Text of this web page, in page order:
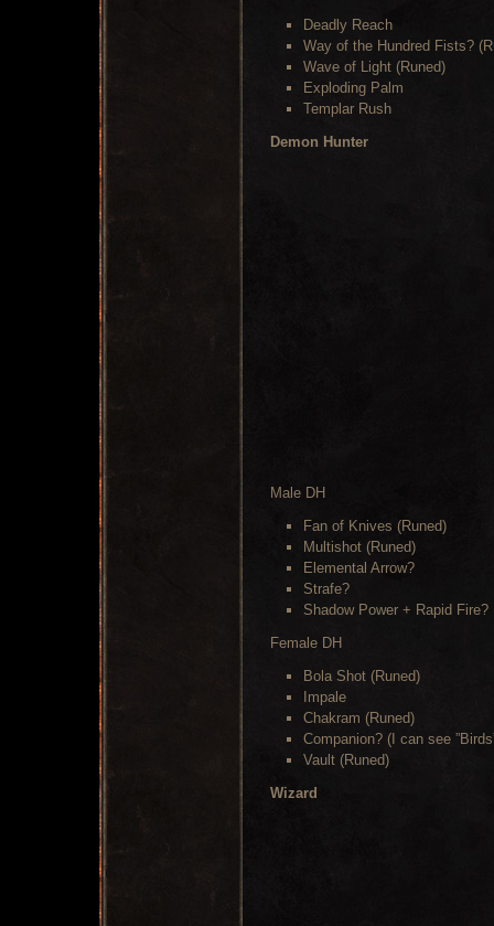
Deadly Reach
Way of the Hundred Fists?
Wave of Light (Runed)
Exploding Palm
Templar Rush
Demon Hunter
Male DH
Fan of Knives (Runed)
Multishot (Runed)
Elemental Arrow?
Strafe?
Shadow Power + Rapid Fire?
Female DH
Bola Shot (Runed)
Impale
Chakram (Runed)
Companion? (I can see
Vault (Runed)
Wizard